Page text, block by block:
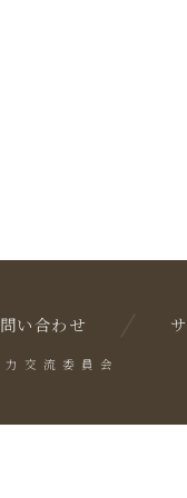
い合わせ
交流委員会